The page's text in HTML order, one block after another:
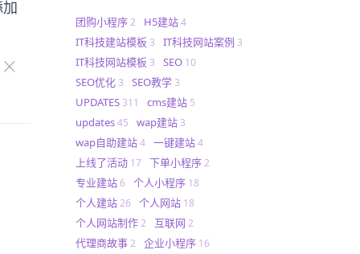
团购小程序 2 H5建站 4
IT科技建站模板 3 IT科技网站案例 3
IT科技网站模板 3 SEO 10
SEO优化 3 SEO教学 3
UPDATES 311 cms建站 5
updates 45 wap建站 3
wap自助建站 4 一键建站 4
上线了活动 17 下单小程序 2
专业建站 6 个人小程序 18
个人建站 26 个人网站 18
个人网站制作 2 互联网 2
代理商故事 2 企业小程序 16